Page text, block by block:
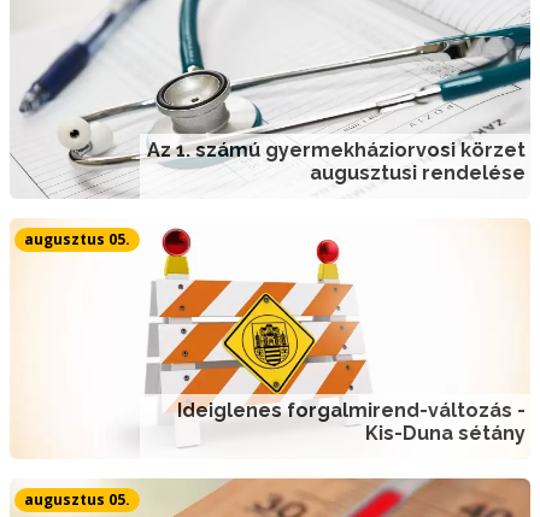
Az 1. számú gyermekháziorvosi körzet
augusztusi rendelése
Ideiglenes forgalmirend-változás -
Kis-Duna sétány
augusztus 05.
augusztus 05.